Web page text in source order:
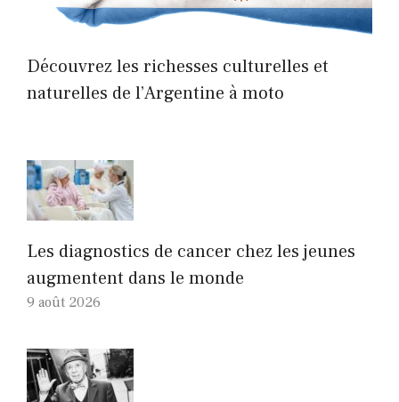
Découvrez les richesses culturelles et
naturelles de l’Argentine à moto
Les diagnostics de cancer chez les jeunes
augmentent dans le monde
9 août 2026